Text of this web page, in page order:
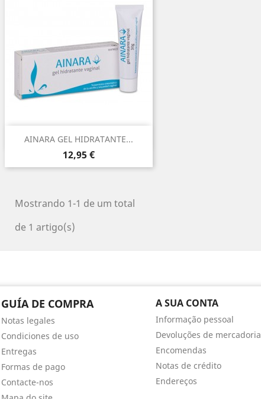
AINARA GEL HIDRATANTE...
Preço
12,95 €
 Vista rápida
Mostrando 1-1 de um total
de 1 artigo(s)
GUÍA DE COMPRA
Notas legales
Condiciones de uso
Entregas
Formas de pago
Contacte-nos
A SUA CONTA
Informação pessoal
Devoluções de mercadoria
Encomendas
Notas de crédito
Endereços